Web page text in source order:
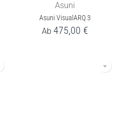
Asuni
Asuni VisualARQ 3
Ab 475,00 €